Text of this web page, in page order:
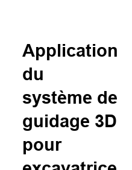
Application
du
système de
guidage 3D
pour